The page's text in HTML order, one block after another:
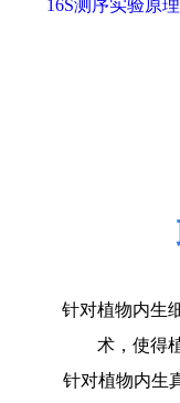
16S测序实验原理
针对植物内生
术，使得
针对植物内生